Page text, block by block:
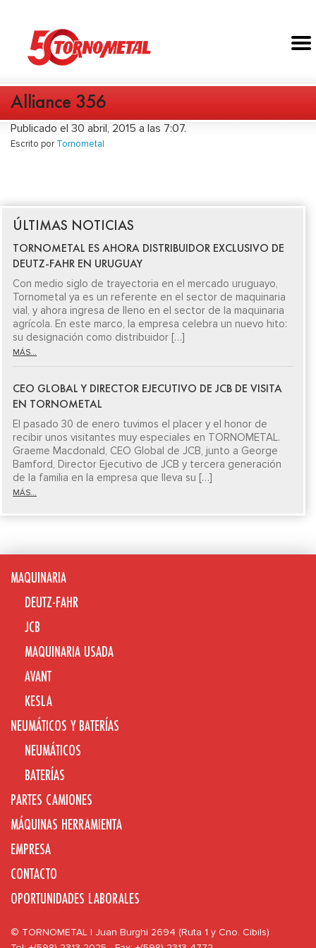
Alliance 356
Publicado el 30 abril, 2015 a las 7:07.
Escrito por Tornometal
ÚLTIMAS NOTICIAS
TORNOMETAL ES AHORA DISTRIBUIDOR EXCLUSIVO DE
DEUTZ-FAHR EN URUGUAY
Con medio siglo de trayectoria en el mercado uruguayo,
Tornometal ya es un referente en el sector de maquinaria
vial, y ahora ingresa de lleno en el sector de la maquinaria
agrícola. En este marco, la empresa celebra un nuevo hito:
su designación como distribuidor […]
MÁS...
CEO GLOBAL Y DIRECTOR EJECUTIVO DE JCB DE VISITA
EN TORNOMETAL
El pasado 30 de enero tuvimos el placer y el honor de
recibir unos visitantes muy especiales en TORNOMETAL.
Graeme Macdonald, CEO Global de JCB, junto a George
Bamford, Director Ejecutivo de JCB y tercera generación
de la familia en la empresa que lleva su […]
MÁS...
MAQUINARIA
DEUTZ-FAHR
JCB
MAQUINARIA USADA
AVANT
KESLA
NEUMÁTICOS Y BATERÍAS
NEUMÁTICOS
BATERÍAS
PARTES CAMIONES
MÁQUINAS HERRAMIENTA
EMPRESA
CONTACTO
OPORTUNIDADES LABORALES
© TORNOMETAL | Juan Burghi 2694 (Ruta 1 y Cno. Cibils)